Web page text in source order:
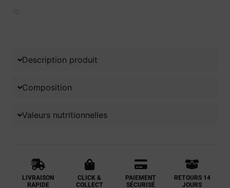
Description produit
Composition
Valeurs nutritionnelles
LIVRAISON
RAPIDE
CLICK &
COLLECT
PAIEMENT
SÉCURISÉ
RETOURS 14
JOURS